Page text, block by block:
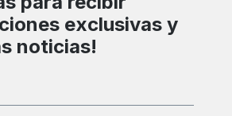
exclusivas y
noticias!